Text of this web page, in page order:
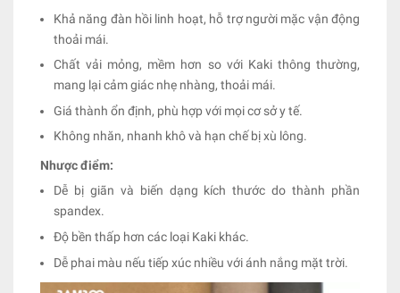
Khả năng đàn hồi linh hoạt, hỗ trợ người mặc vận động
thoải mái.
Chất vải mỏng, mềm hơn so với Kaki thông thường,
mang lại cảm giác nhẹ nhàng, thoải mái.
Giá thành ổn định, phù hợp với mọi cơ sở y tế.
Không nhăn, nhanh khô và hạn chế bị xù lông.
Nhược điểm:
Dễ bị giãn và biến dạng kích thước do thành phần
spandex.
Độ bền thấp hơn các loại Kaki khác.
Dễ phai màu nếu tiếp xúc nhiều với ánh nắng mặt trời.